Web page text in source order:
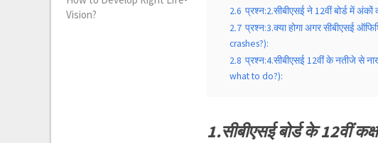
2.6 प्रश्न:2.सीबीएसई ने 12वीं बोर्ड में
2.7 प्रश्न:3.क्या होगा अगर सीबीएसई
crashes?):
2.8 प्रश्न:4.सीबीएसई 12वीं के नतीजे से
what to do?):
1.सीबीएसई बोर्ड के 12वीं
Vision?